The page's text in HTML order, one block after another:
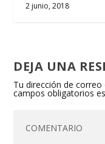
2 junio, 2018
DEJA UNA
Tu dirección de
campos obligatorios